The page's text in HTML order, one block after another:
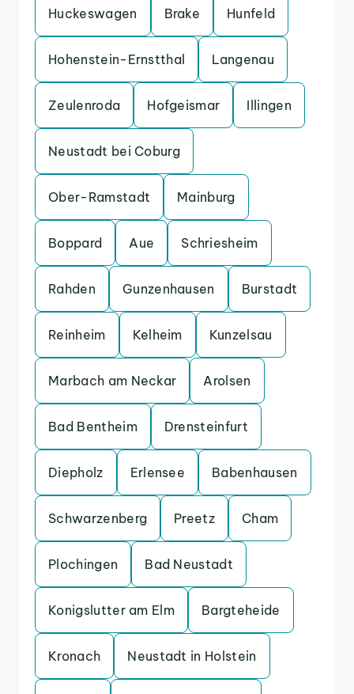
Huckeswagen Brake Hunfeld
Hohenstein-Ernstthal Langenau
Zeulenroda Hofgeismar Illingen
Neustadt bei Coburg
Ober-Ramstadt Mainburg
Boppard Aue Schriesheim
Rahden Gunzenhausen Burstadt
Reinheim Kelheim Kunzelsau
Marbach am Neckar Arolsen
Bad Bentheim Drensteinfurt
Diepholz Erlensee Babenhausen
Schwarzenberg Preetz Cham
Plochingen Bad Neustadt
Konigslutter am Elm Bargteheide
Kronach Neustadt in Holstein